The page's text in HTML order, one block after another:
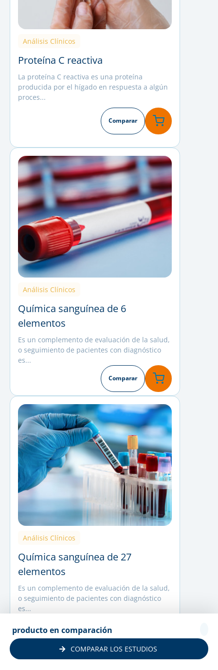
Análisis Clínicos
Proteína C reactiva
La proteína C reactiva es una proteína
producida por el hígado en respuesta a algún
proces...
Comparar
Análisis Clínicos
Química sanguínea de 6
elementos
Es un complemento de evaluación de la salud,
o seguimiento de pacientes con diagnóstico
es...
Comparar
Análisis Clínicos
Química sanguínea de 27
elementos
Es un complemento de evaluación de la salud,
o seguimiento de pacientes con diagnóstico
es...
producto en comparación
COMPARAR LOS ESTUDIOS